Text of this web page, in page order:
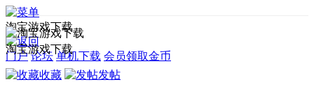
淘宝游戏下载
门户 论坛 单机下载 会员领取金币
淘宝游戏下载
收藏 发帖